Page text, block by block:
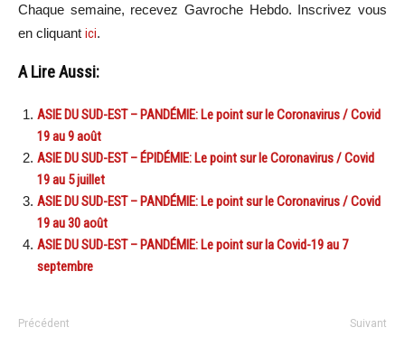
Chaque semaine, recevez Gavroche Hebdo. Inscrivez vous
en cliquant ici.
A Lire Aussi:
ASIE DU SUD-EST – PANDÉMIE: Le point sur le Coronavirus / Covid
19 au 9 août
ASIE DU SUD-EST – ÉPIDÉMIE: Le point sur le Coronavirus / Covid
19 au 5 juillet
ASIE DU SUD-EST – PANDÉMIE: Le point sur le Coronavirus / Covid
19 au 30 août
ASIE DU SUD-EST – PANDÉMIE: Le point sur la Covid-19 au 7
septembre
Précédent Suivant